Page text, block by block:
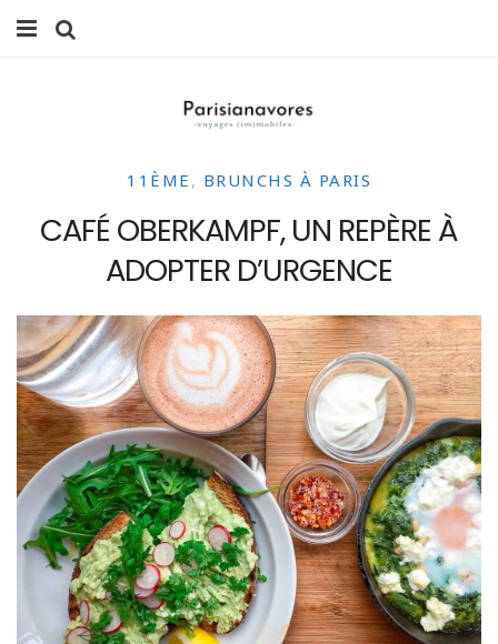
FAMILLE
VOYAGES
WEEK-ENDS
LIFESTYLE
CULTURE
0 ITEMS -0,00€
11ÈME , BRUNCHS À PARIS
CAFÉ OBERKAMPF, UN REPÈRE À
ADOPTER D’URGENCE